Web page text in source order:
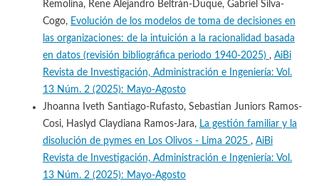
Remolina, Rene Alejandro Beltrán-Duque, Gabriel Silva-
Cogo, Evolución de los modelos de toma de decisiones en
las organizaciones: de la intuición a la racionalidad basada
en datos (revisión bibliográfica periodo 1940-2025) , AiBi
Revista de Investigación, Administración e Ingeniería: Vol.
13 Núm. 2 (2025): Mayo-Agosto
Jhoanna Iveth Santiago-Rufasto, Sebastian Juniors Ramos-
Cosi, Haslyd Claydiana Ramos-Jara, La gestión familiar y la
disolución de pymes en Los Olivos - Lima 2025 , AiBi
Revista de Investigación, Administración e Ingeniería: Vol.
13 Núm. 2 (2025): Mayo-Agosto